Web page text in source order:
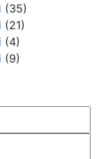
(35)
(21)
(4)
(9)